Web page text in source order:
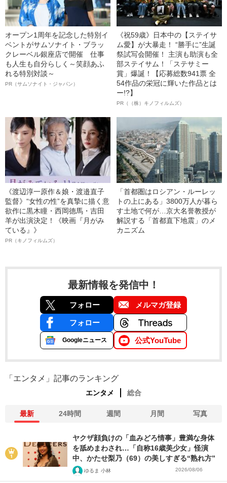
オープン1周年を記念した特別イ
ベントがサムソナイト・ブラッ
クレーベル銀座店で開催 仕事
も人生も自分らしく～笑顔あふ
れる特別対談～
PR（サムソナイト・ジャパン）
《祝59歳》日本中の【ステイサ
ム愛】が大暴走！ “勝手に”生誕
祭試写会開催！ 主演も助演も全
部ステイサム！「ステサミー
賞」爆誕！【応募総数941票 全
54作品の栄冠に輝いた作品とは
ー!?】
PR（（株）キノフィルムズ）
《渡辺淳一原作＆娘・渡邉直子
監督》“女性の性”を真摯に描く意
欲作に黒木瞳・西岡德馬・吉田
羊が出演決定！《映画『月がみ
ている』》
PR（キノフィルムズ）
「首都圏はロシアン・ルーレッ
トの上にある」3800万人が暮ら
す土地で何が…京大名誉教授が
解説する「首都直下地震」のメ
カニズム
最新情報を発信中！
フォロー メルマガ登録
フォロー
Googleニュース 公式YouTube
「エンタメ」記事のランキング
エンタメ 総合
最新 24時間 週間 月間 写真
ヤクザ顔負けの「血みどろ情事」豊満な身体
を舐めまわされ…「自称16歳美少女」怪演
中、かたせ梨乃（69）の美しすぎる“熟れ方”
ゆるま 小林 2026/08/06